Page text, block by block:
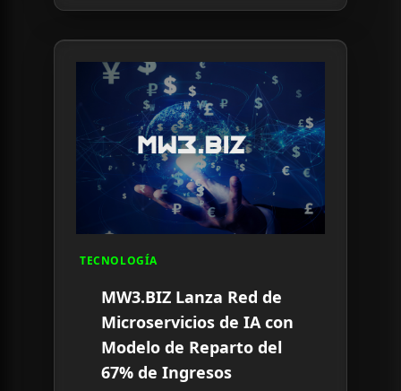
Read article: MW3.BIZ Lanza Red de
TECNOLOGÍA
MW3.BIZ Lanza Red de
Microservicios de IA con
Modelo de Reparto del
67% de Ingresos